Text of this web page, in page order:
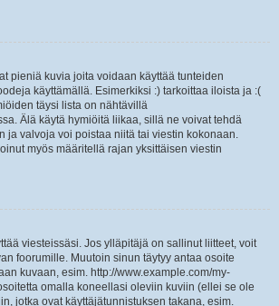
pieniä kuvia joita voidaan käyttää tunteiden
käyttämällä. Esimerkiksi :) tarkoittaa iloista ja :(
täysi lista on nähtävillä
Älä käytä hymiöitä liikaa, sillä ne voivat tehdä
ja valvoja voi poistaa niitä tai viestin kokonaan.
myös määritellä rajan yksittäisen viestin
viesteissäsi. Jos ylläpitäjä on sallinut liitteet, voit
foorumille. Muutoin sinun täytyy antaa osoite
kuvaan, esim. http://www.example.com/my-
omalla koneellasi oleviin kuviin (ellei se ole
jotka ovat käyttäjätunnistuksen takana, esim.